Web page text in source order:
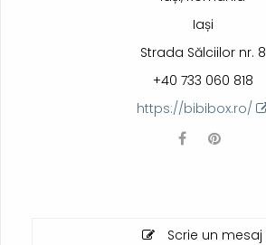
Iași
Strada Sălciilor nr. 8
+40 733 060 818
https://bibibox.ro/
Scrie un mesaj